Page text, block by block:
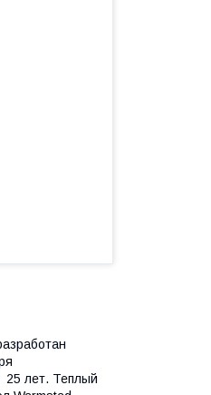
25 лет. Теплый